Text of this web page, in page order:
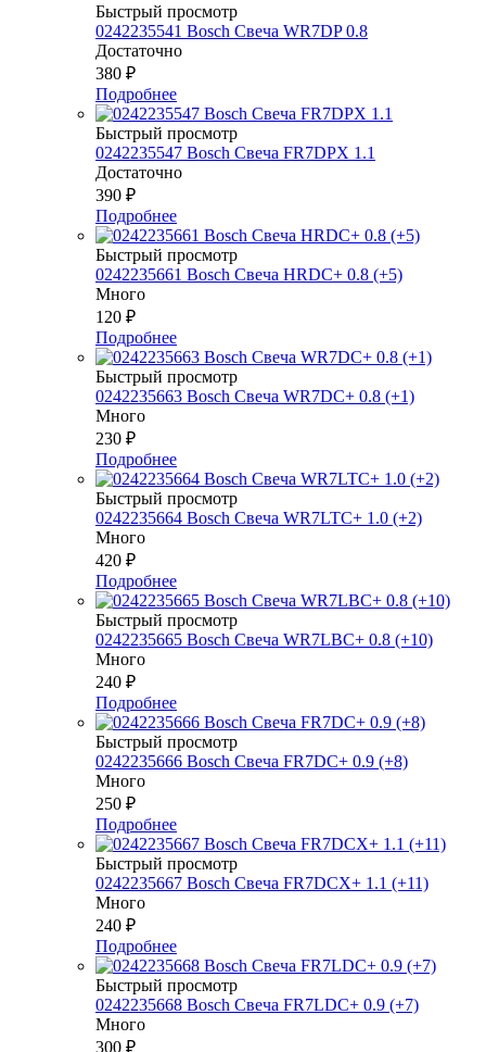
Быстрый просмотр
0242235541 Bosch Свеча WR7DP 0.8
Достаточно
380 ₽
Подробнее
Быстрый просмотр
0242235547 Bosch Свеча FR7DPX 1.1
Достаточно
390 ₽
Подробнее
Быстрый просмотр
0242235661 Bosch Свеча HRDC+ 0.8 (+5)
Много
120 ₽
Подробнее
Быстрый просмотр
0242235663 Bosch Свеча WR7DC+ 0.8 (+1)
Много
230 ₽
Подробнее
Быстрый просмотр
0242235664 Bosch Свеча WR7LTC+ 1.0 (+2)
Много
420 ₽
Подробнее
Быстрый просмотр
0242235665 Bosch Свеча WR7LBC+ 0.8 (+10)
Много
240 ₽
Подробнее
Быстрый просмотр
0242235666 Bosch Свеча FR7DC+ 0.9 (+8)
Много
250 ₽
Подробнее
Быстрый просмотр
0242235667 Bosch Свеча FR7DCX+ 1.1 (+11)
Много
240 ₽
Подробнее
Быстрый просмотр
0242235668 Bosch Свеча FR7LDC+ 0.9 (+7)
Много
300 ₽